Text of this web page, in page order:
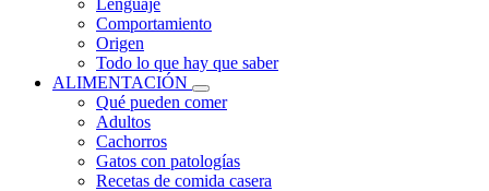
Lenguaje
Comportamiento
Origen
Todo lo que hay que saber
ALIMENTACIÓN
Qué pueden comer
Adultos
Cachorros
Gatos con patologías
Recetas de comida casera